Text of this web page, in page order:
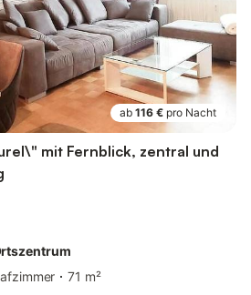
ab 116 € pro Nacht
mit Fernblick, zentral und
71 m²